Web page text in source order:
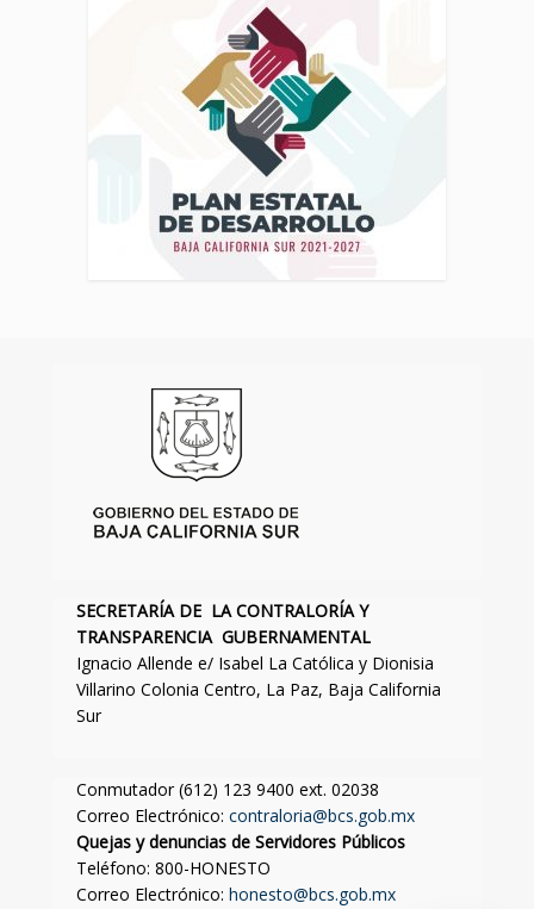
SECRETARÍA DE LA CONTRALORÍA Y
TRANSPARENCIA GUBERNAMENTAL
Ignacio Allende e/ Isabel La Católica y Dionisia
Villarino Colonia Centro, La Paz, Baja California
Sur
Conmutador (612) 123 9400 ext. 02038
Correo Electrónico: contraloria@bcs.gob.mx
Quejas y denuncias de Servidores Públicos
Teléfono: 800-HONESTO
Correo Electrónico: honesto@bcs.gob.mx